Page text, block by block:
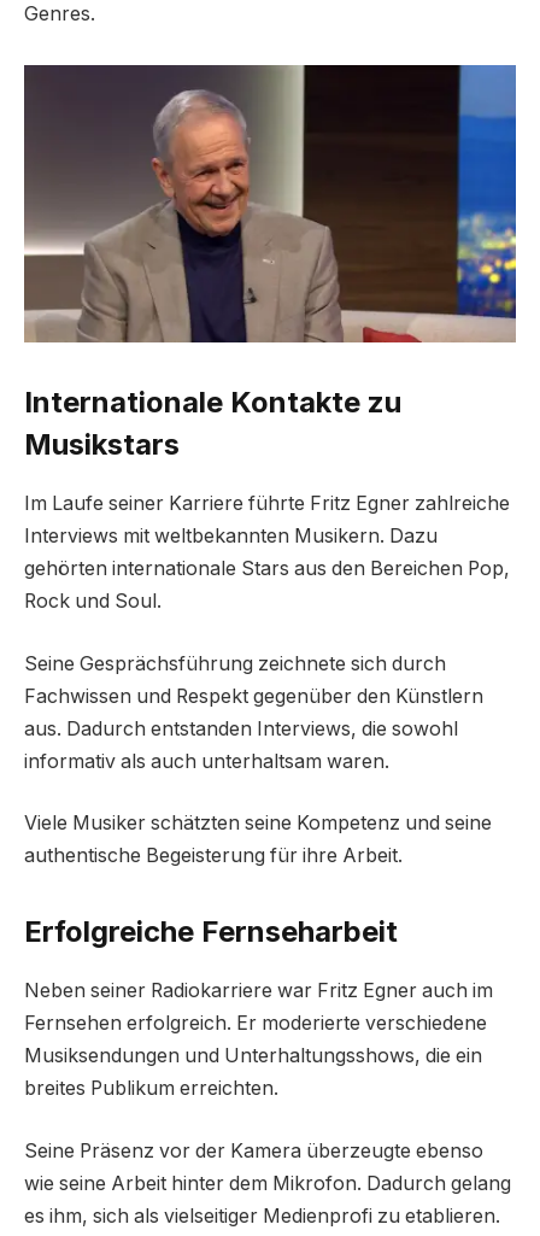
Genres.
Internationale Kontakte zu
Musikstars
Im Laufe seiner Karriere führte Fritz Egner zahlreiche
Interviews mit weltbekannten Musikern. Dazu
gehörten internationale Stars aus den Bereichen Pop,
Rock und Soul.
Seine Gesprächsführung zeichnete sich durch
Fachwissen und Respekt gegenüber den Künstlern
aus. Dadurch entstanden Interviews, die sowohl
informativ als auch unterhaltsam waren.
Viele Musiker schätzten seine Kompetenz und seine
authentische Begeisterung für ihre Arbeit.
Erfolgreiche Fernseharbeit
Neben seiner Radiokarriere war Fritz Egner auch im
Fernsehen erfolgreich. Er moderierte verschiedene
Musiksendungen und Unterhaltungsshows, die ein
breites Publikum erreichten.
Seine Präsenz vor der Kamera überzeugte ebenso
wie seine Arbeit hinter dem Mikrofon. Dadurch gelang
es ihm, sich als vielseitiger Medienprofi zu etablieren.